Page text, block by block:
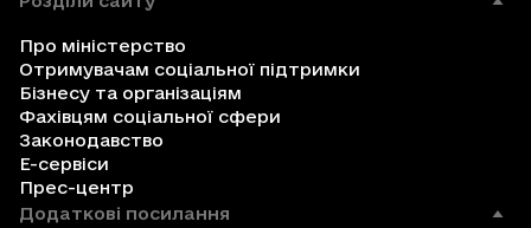
Про міністерство
Отримувачам соціальної підтримки
Бізнесу та організаціям
Фахівцям соціальної сфери
Законодавство
Е-сервіси
Прес-центр
Додаткові посилання